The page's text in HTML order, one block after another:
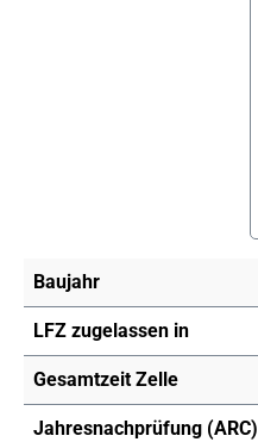
Baujahr
LFZ zugelassen in
Gesamtzeit Zelle
Jahresnachprüfung (ARC)